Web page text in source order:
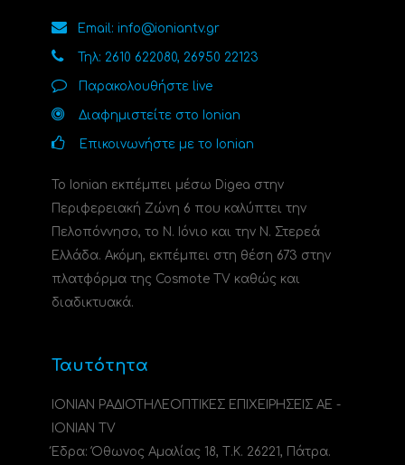
Email: info@ioniantv.gr
Τηλ: 2610 622080, 26950 22123
Παρακολουθήστε live
Διαφημιστείτε στο Ionian
Επικοινωνήστε με το Ionian
Το Ionian εκπέμπει μέσω Digea στην
Περιφερειακή Ζώνη 6 που καλύπτει την
Πελοπόννησο, το N. Ιόνιο και την Ν. Στερεά
Ελλάδα. Ακόμη, εκπέμπει στη θέση 673 στην
πλατφόρμα της Cosmote TV καθώς και
διαδικτυακά.
Ταυτότητα
ΙΟΝΙΑΝ ΡΑΔΙΟΤΗΛΕΟΠΤΙΚΕΣ ΕΠΙΧΕΙΡΗΣΕΙΣ ΑΕ -
IONIAN TV
Έδρα: Όθωνος Αμαλίας 18, Τ.Κ. 26221, Πάτρα.